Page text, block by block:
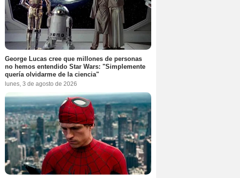
George Lucas cree que millones de personas
no hemos entendido Star Wars: "Simplemente
quería olvidarme de la ciencia"
lunes, 3 de agosto de 2026